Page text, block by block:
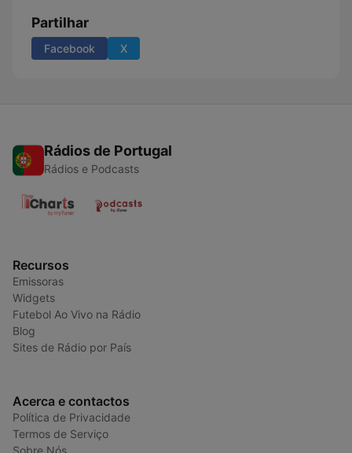
Partilhar
Facebook X
Rádios de Portugal
Rádios e Podcasts
Recursos
Emissoras
Widgets
Futebol Ao Vivo na Rádio
Blog
Sites de Rádio por País
Acerca e contactos
Política de Privacidade
Termos de Serviço
Sobre Nós